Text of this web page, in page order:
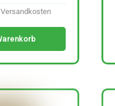
Versandkosten